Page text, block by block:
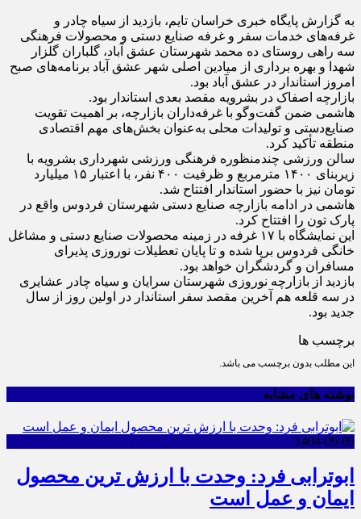
به گزارش پایگاه خبری خراسان تایم، بازدید از سیاه چادر و
غرفه‌های خدمات سفر و غرفه صنایع دستی و محصولات فرهنگی
سه راهی روستای ده محمد شهرستان عشق آباد، گلباران گلزار
شهدا و بهره برداری از میادین اصلی شهر عشق آباد برنامه‌های صبح
امروز استاندار در عشق آباد بود.
بازارچه اصفاک در بشرویه مقصد بعدی استاندار بود.
هاشمی ضمن گفت‌و‌گو با غرفه‌داران بازارچه، بر اهمیت تقویت
صنایع‌دستی و تولیدات محلی به‌عنوان بخش‌های مهم اقتصادی
منطقه تأکید کرد.
سالن ورزشی چندمنظوره فرهنگی ورزشی شهرداری بشرویه با
زیربنای ۱۴۰۰ مترمربع و ظرفیت ۴۰۰ نفر، با اعتبار ۱۵ میلیارد
تومان نیز با حضور استاندار افتتاح شد.
هاشمی در ادامه بازارچه صنایع دستی شهرستان فردوس واقع در
پارک تون را افتتاح کرد.
این نمایشگاه با ۱۷ غرفه در زمینه محصولات صنایع دستی و مشاغل
خانگی فردوس برپا شده و تا پایان تعطیلات نوروزی پذیرای
مسافران و گردشگران خواهد بود.
بازدید از بازارچه نوروزی شهرستان سرایان و سیاه چادر عشایری
در سه قلعه هم آخرین مقصد سفر استاندار در اولین روز از سال
جدید بود.
برچسب ها
این مطلب بدون برچسب می باشد.
نوشته های مشابه
1404-09-09
ابوترابی فرد: وحدت با ارزش ترین محصول
ایمان و عمل است